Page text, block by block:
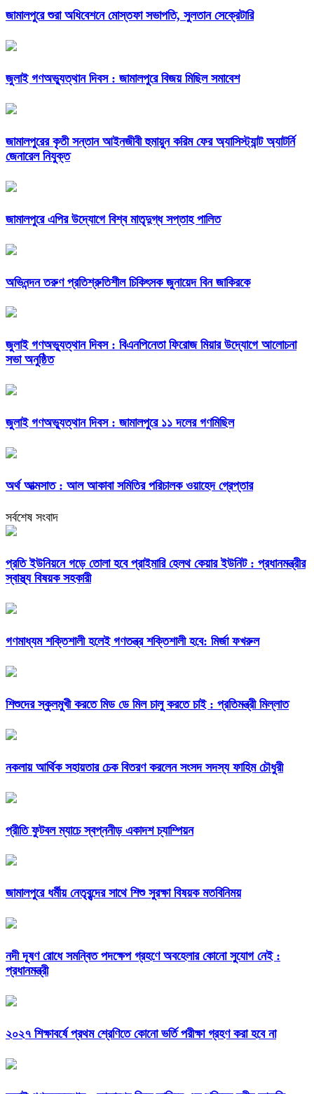
জামালপুরে শুরা অধিবেশনে মোস্তফা সভাপতি, সুলতান সেক্রেটারি
জুলাই গণঅভ্যুত্থান দিবস : জামালপুরে বিজয় মিছিল সমাবেশ
জামালপুরের কৃতী সন্তান আইনজীবী হুমায়ুন করিম ফের অ্যাসিস্ট্যান্ট অ্যাটর্নি
জেনারেল নিযুক্ত
জামালপুরে এপির উদ্যোগে বিশ্ব মাতৃদুগ্ধ সপ্তাহ পালিত
অভিনন্দন তরুণ প্রতিশ্রুতিশীল চিকিৎসক জুনায়েদ বিন জাকিরকে
জুলাই গণঅভ্যুত্থান দিবস : বিএনপিনেতা ফিরোজ মিয়ার উদ্যোগে আলোচনা
সভা অনুষ্ঠিত
জুলাই গণঅভ্যুত্থান দিবস : জামালপুরে ১১ দলের গণমিছিল
অর্থ আত্মসাত : আল আকাবা সমিতির পরিচালক ওয়াহেদ গ্রেপ্তার
সর্বশেষ সংবাদ
প্রতি ইউনিয়নে গড়ে তোলা হবে প্রাইমারি হেলথ কেয়ার ইউনিট : প্রধানমন্ত্রীর
স্বাস্থ্য বিষয়ক সহকারী
গণমাধ্যম শক্তিশালী হলেই গণতন্ত্র শক্তিশালী হবে: মির্জা ফখরুল
শিশুদের স্কুলমুখী করতে মিড ডে মিল চালু করতে চাই : প্রতিমন্ত্রী মিল্লাত
নকলায় আর্থিক সহায়তার চেক বিতরণ করলেন সংসদ সদস্য ফাহিম চৌধুরী
প্রীতি ফুটবল ম্যাচে স্বপ্ননীড় একাদশ চ্যাম্পিয়ন
জামালপুরে ধর্মীয় নেতৃবৃন্দের সাথে শিশু সুরক্ষা বিষয়ক মতবিনিময়
নদী দূষণ রোধে সমন্বিত পদক্ষেপ গ্রহণে অবহেলার কোনো সুযোগ নেই :
প্রধানমন্ত্রী
২০২৭ শিক্ষাবর্ষে প্রথম শ্রেণিতে কোনো ভর্তি পরীক্ষা গ্রহণ করা হবে না